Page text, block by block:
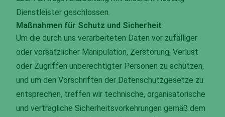
Dienstleister geschlossen.
Maßnahmen für Schutz und Sicherheit
Um die durch uns verarbeiteten Daten vor zufälliger
oder vorsätzlicher Manipulation, Zerstörung, Verlust
oder Zugriffen unberechtigter Personen zu schützen,
und um den Vorschriften der Datenschutzgesetze zu
entsprechen, treffen wir technische, organisatorische
und vertragliche Sicherheitsvorkehrungen gemäß dem